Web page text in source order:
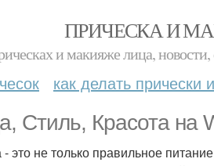
ПРИЧЕСКА И
и макияже лица,
как делать прически
Стиль, Красота на
- это не только правильное